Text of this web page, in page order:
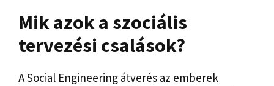
Mik azok a szociális
tervezési csalások?
A Social Engineering átverés az emberek